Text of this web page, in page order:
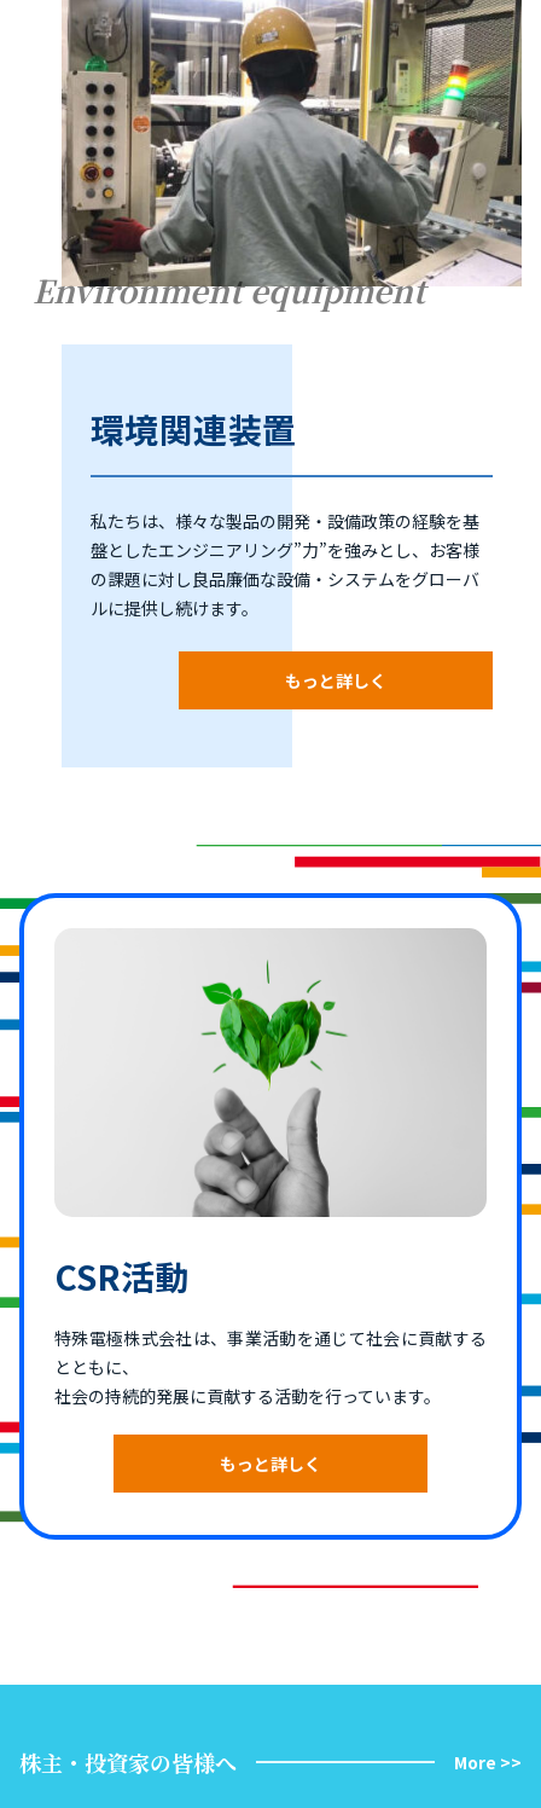
Environment equipment
環境関連装置
私たちは、様々な製品の開発・設備政策の経験を基
盤としたエンジニアリング”力”を強みとし、お客様
の課題に対し良品廉価な設備・システムをグローバ
ルに提供し続けます。
もっと詳しく
CSR活動
特殊電極株式会社は、事業活動を通じて社会に貢献する
とともに、
社会の持続的発展に貢献する活動を行っています。
もっと詳しく
株主・投資家の皆様へ More >>